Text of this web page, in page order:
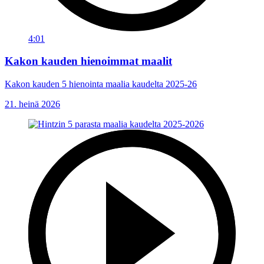
4:01
Kakon kauden hienoimmat maalit
Kakon kauden 5 hienointa maalia kaudelta 2025-26
21. heinä 2026